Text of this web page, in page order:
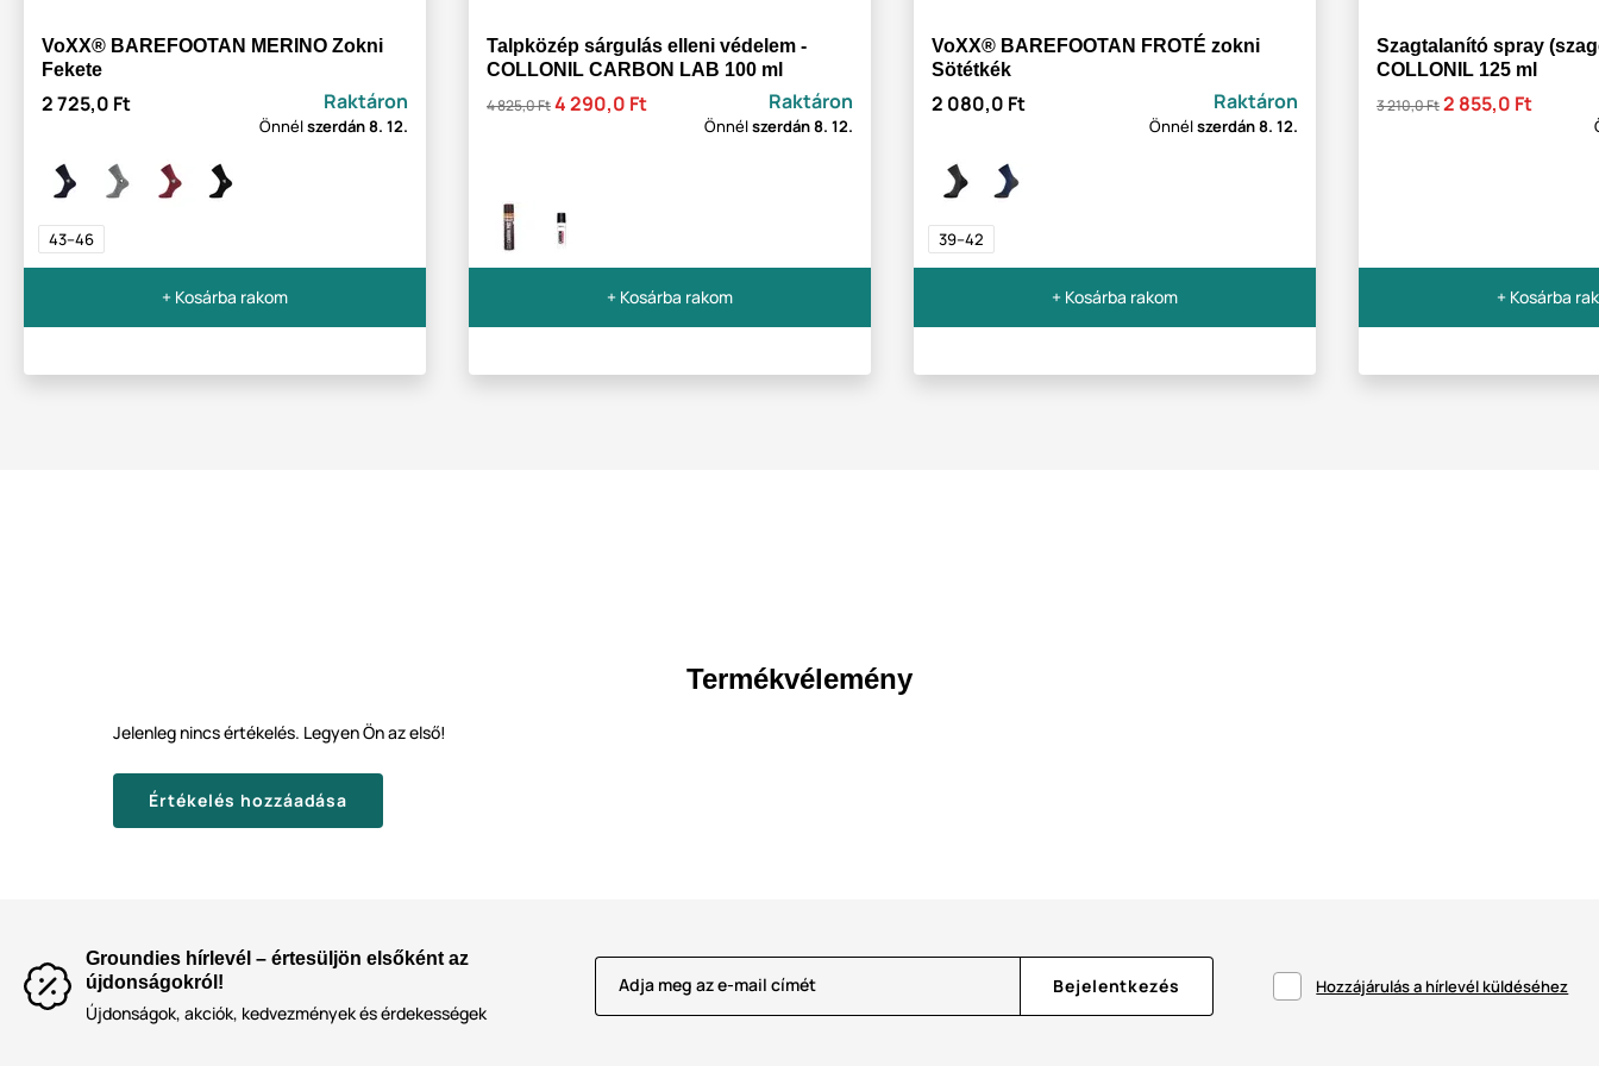
VoXX® BAREFOOTAN MERINO Zokni
Fekete
2 725,0 Ft Raktáron
Önnélszerdán8. 12.
43–46
+ Kosárba rakom
Talpközép sárgulás elleni védelem -
COLLONIL CARBON LAB 100 ml
4 825,0 Ft4 290,0 Ft Raktáron
Önnélszerdán8. 12.
+ Kosárba rakom
VoXX® BAREFOOTAN FROTÉ zokni
Sötétkék
2 080,0 Ft Raktáron
Önnélszerdán8. 12.
39–42
+ Kosárba rakom
Szagtalanító spray
COLLONIL 125 ml
3 210,0 Ft2 855,0 Ft
+ Kosárba
Termékvélemény
Jelenleg nincs értékelés. Legyen Ön az első!
Értékelés hozzáadása
Groundies hírlevél – értesüljön elsőként az
újdonságokról!
Újdonságok, akciók, kedvezmények és érdekességek
Adja meg az e-mail címét Bejelentkezés Hozzájárulás a hírlevél küldéséhez